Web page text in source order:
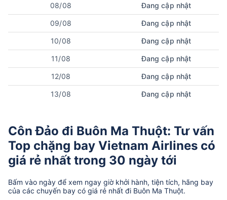
08/08 Đang cập nhật
09/08 Đang cập nhật
10/08 Đang cập nhật
11/08 Đang cập nhật
12/08 Đang cập nhật
13/08 Đang cập nhật
Côn Đảo đi Buôn Ma Thuột: Tư vấn
Top chặng bay Vietnam Airlines có
giá rẻ nhất trong 30 ngày tới
Bấm vào ngày để xem ngay giờ khởi hành, tiện tích, hãng bay
của các chuyến bay có giá rẻ nhất đi Buôn Ma Thuột.